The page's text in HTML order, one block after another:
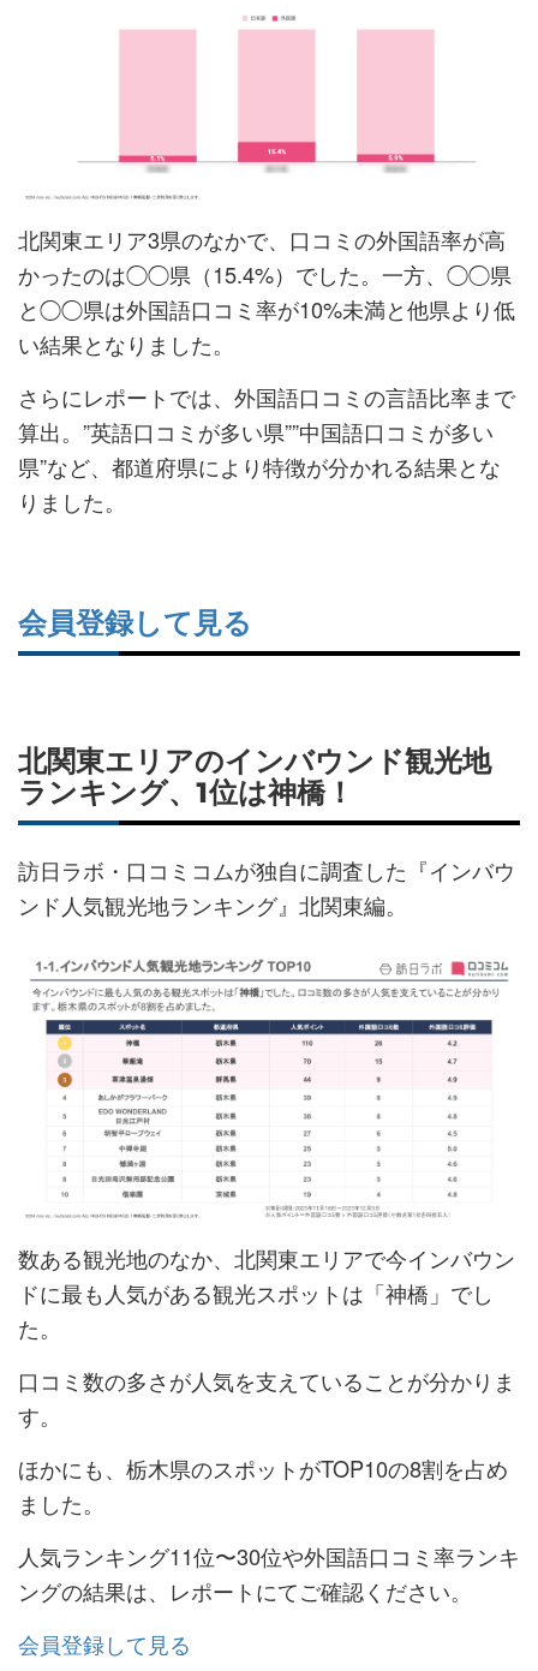
北関東エリア3県のなかで、口コミの外国語率が高
かったのは◯◯県（15.4%）でした。一方、◯◯県
と◯◯県は外国語口コミ率が10%未満と他県より低
い結果となりました。
さらにレポートでは、外国語口コミの言語比率まで
算出。”英語口コミが多い県””中国語口コミが多い
県”など、都道府県により特徴が分かれる結果とな
りました。
会員登録して見る
北関東エリアのインバウンド観光地
ランキング、1位は神橋！
訪日ラボ・口コミコムが独自に調査した『インバウ
ンド人気観光地ランキング』北関東編。
数ある観光地のなか、北関東エリアで今インバウン
ドに最も人気がある観光スポットは「神橋」でし
た。
口コミ数の多さが人気を支えていることが分かりま
す。
ほかにも、栃木県のスポットがTOP10の8割を占め
ました。
人気ランキング11位〜30位や外国語口コミ率ランキ
ングの結果は、レポートにてご確認ください。
会員登録して見る